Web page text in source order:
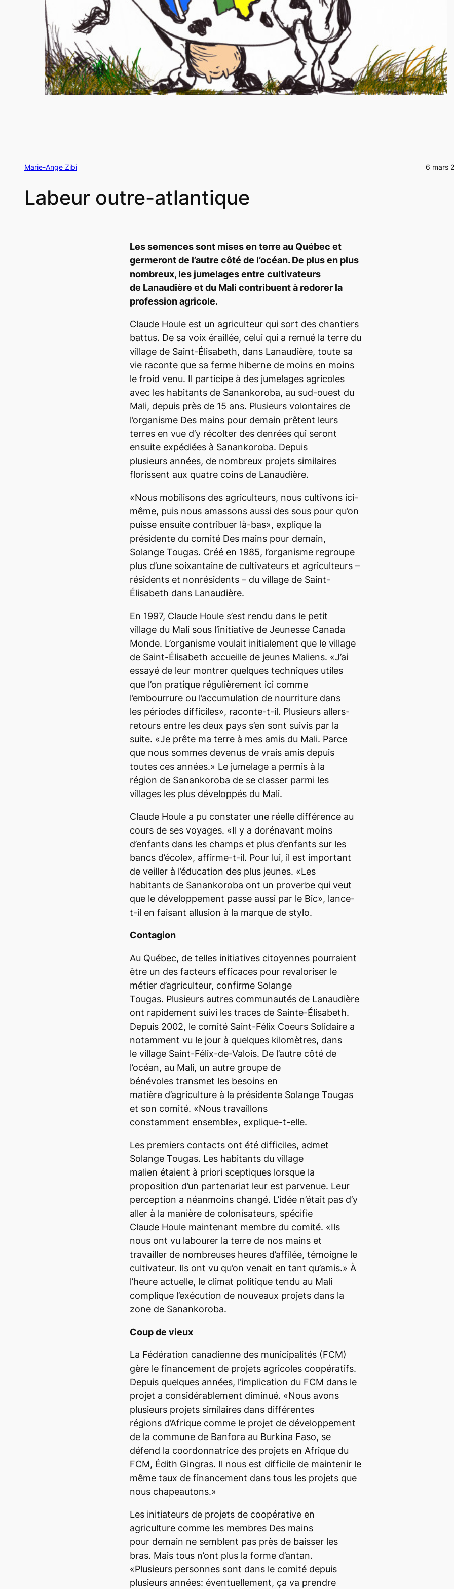
Marie-Ange Zibi 6 mars
Labeur outre-atlantique
Les semences sont mises en terre au Québec et
germeront de l’autre côté de l’océan. De plus en plus
nombreux, les jumelages entre cultivateurs
de Lanaudière et du Mali contribuent à redorer la
profession agricole.
Claude Houle est un agriculteur qui sort des chantiers
battus. De sa voix éraillée, celui qui a remué la terre du
village de Saint-Élisabeth, dans Lanaudière, toute sa
vie raconte que sa ferme hiberne de moins en moins
le froid venu. Il participe à des jumelages agricoles
avec les habitants de Sanankoroba, au sud-ouest du
Mali, depuis près de 15 ans. Plusieurs volontaires de
l’organisme Des mains pour demain prêtent leurs
terres en vue d’y récolter des denrées qui seront
ensuite expédiées à Sanankoroba. Depuis
plusieurs années, de nombreux projets similaires
florissent aux quatre coins de Lanaudière.
«Nous mobilisons des agriculteurs, nous cultivons ici-
même, puis nous amassons aussi des sous pour qu’on
puisse ensuite contribuer là-bas», explique la
présidente du comité Des mains pour demain,
Solange Tougas. Créé en 1985, l’organisme regroupe
plus d’une soixantaine de cultivateurs et agriculteurs –
résidents et nonrésidents – du village de Saint-
Élisabeth dans Lanaudière.
En 1997, Claude Houle s’est rendu dans le petit
village du Mali sous l’initiative de Jeunesse Canada
Monde. L’organisme voulait initialement que le village
de Saint-Élisabeth accueille de jeunes Maliens. «J’ai
essayé de leur montrer quelques techniques utiles
que l’on pratique régulièrement ici comme
l’embourrure ou l’accumulation de nourriture dans
les périodes difficiles», raconte-t-il. Plusieurs allers-
retours entre les deux pays s’en sont suivis par la
suite. «Je prête ma terre à mes amis du Mali. Parce
que nous sommes devenus de vrais amis depuis
toutes ces années.» Le jumelage a permis à la
région de Sanankoroba de se classer parmi les
villages les plus développés du Mali.
Claude Houle a pu constater une réelle différence au
cours de ses voyages. «Il y a dorénavant moins
d’enfants dans les champs et plus d’enfants sur les
bancs d’école», affirme-t-il. Pour lui, il est important
de veiller à l’éducation des plus jeunes. «Les
habitants de Sanankoroba ont un proverbe qui veut
que le développement passe aussi par le Bic», lance-
t-il en faisant allusion à la marque de stylo.
Contagion
Au Québec, de telles initiatives citoyennes pourraient
être un des facteurs efficaces pour revaloriser le
métier d’agriculteur, confirme Solange
Tougas. Plusieurs autres communautés de Lanaudière
ont rapidement suivi les traces de Sainte-Élisabeth.
Depuis 2002, le comité Saint-Félix Coeurs Solidaire a
notamment vu le jour à quelques kilomètres, dans
le village Saint-Félix-de-Valois. De l’autre côté de
l’océan, au Mali, un autre groupe de
bénévoles transmet les besoins en
matière d’agriculture à la présidente Solange Tougas
et son comité. «Nous travaillons
constamment ensemble», explique-t-elle.
Les premiers contacts ont été difficiles, admet
Solange Tougas. Les habitants du village
malien étaient à priori sceptiques lorsque la
proposition d’un partenariat leur est parvenue. Leur
perception a néanmoins changé. L’idée n’était pas d’y
aller à la manière de colonisateurs, spécifie
Claude Houle maintenant membre du comité. «Ils
nous ont vu labourer la terre de nos mains et
travailler de nombreuses heures d’affilée, témoigne le
cultivateur. Ils ont vu qu’on venait en tant qu’amis.» À
l’heure actuelle, le climat politique tendu au Mali
complique l’exécution de nouveaux projets dans la
zone de Sanankoroba.
Coup de vieux
La Fédération canadienne des municipalités (FCM)
gère le financement de projets agricoles coopératifs.
Depuis quelques années, l’implication du FCM dans le
projet a considérablement diminué. «Nous avons
plusieurs projets similaires dans différentes
régions d’Afrique comme le projet de développement
de la commune de Banfora au Burkina Faso, se
défend la coordonnatrice des projets en Afrique du
FCM, Édith Gingras. Il nous est difficile de maintenir le
même taux de financement dans tous les projets que
nous chapeautons.»
Les initiateurs de projets de coopérative en
agriculture comme les membres Des mains
pour demain ne semblent pas près de baisser les
bras. Mais tous n’ont plus la forme d’antan.
«Plusieurs personnes sont dans le comité depuis
plusieurs années: éventuellement, ça va prendre